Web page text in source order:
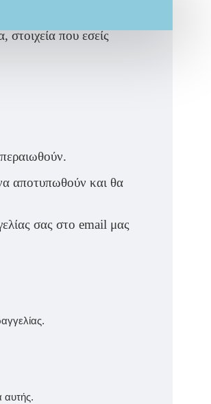
που εσείς
αποτυπωθούν και θα
σας στο email μας
αυτής.